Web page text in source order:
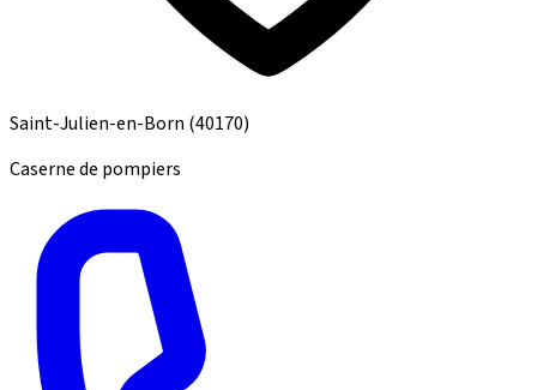
Saint-Julien-en-Born (40170)
Caserne de pompiers